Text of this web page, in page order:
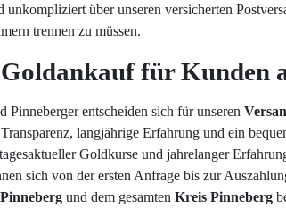
unkompliziert über unseren versicherten
trennen zu müssen.
Goldankauf für Kunden
Pinneberger entscheiden sich für unseren
langjährige Erfahrung und ein
Goldkurse und jahrelanger
sich von der ersten Anfrage bis zur
Pinneberg und dem gesamten Kreis Pinneberg